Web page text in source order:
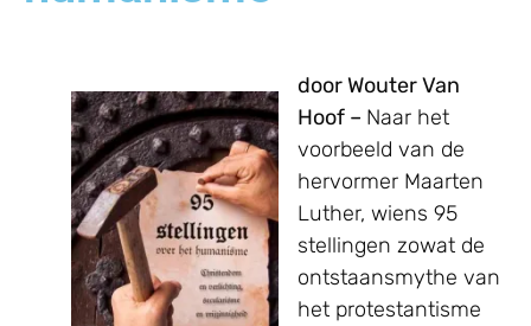
door Wouter Van
Hoof – Naar het
voorbeeld van de
hervormer Maarten
Luther, wiens 95
stellingen zowat de
ontstaansmythe van
het protestantisme